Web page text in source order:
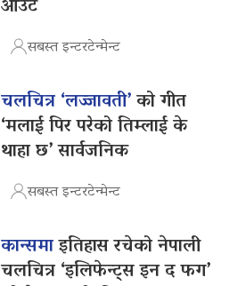
आउट
सबस्त इन्टरटेन्मेन्ट
चलचित्र ‘लज्जावती’को गीत
‘मलाई पिर परेको तिम्लाई के
थाहा छ’ सार्वजनिक
सबस्त इन्टरटेन्मेन्ट
कान्समाइतिहास रचेको नेपाली
चलचित्र ‘इलिफेन्ट्स इन द फग’